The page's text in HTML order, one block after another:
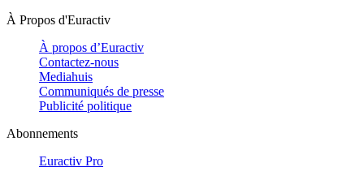
À Propos d'Euractiv
À propos d’Euractiv
Contactez-nous
Mediahuis
Communiqués de presse
Publicité politique
Abonnements
Euractiv Pro